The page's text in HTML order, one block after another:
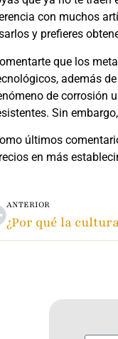
con muchos
y prefieres
que los
además
de corrosión
Sin
últimos
en más
ANTERIOR
¿Por qué la